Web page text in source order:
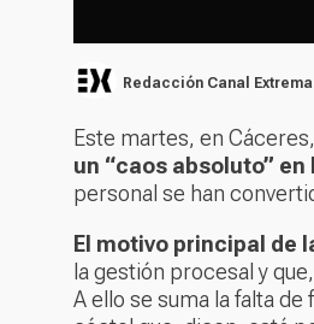
Redacción Canal
Este martes, en Cáceres,
un “caos absoluto”
personal se han
El motivo principal de
la gestión procesal y que,
A ello se suma la falta